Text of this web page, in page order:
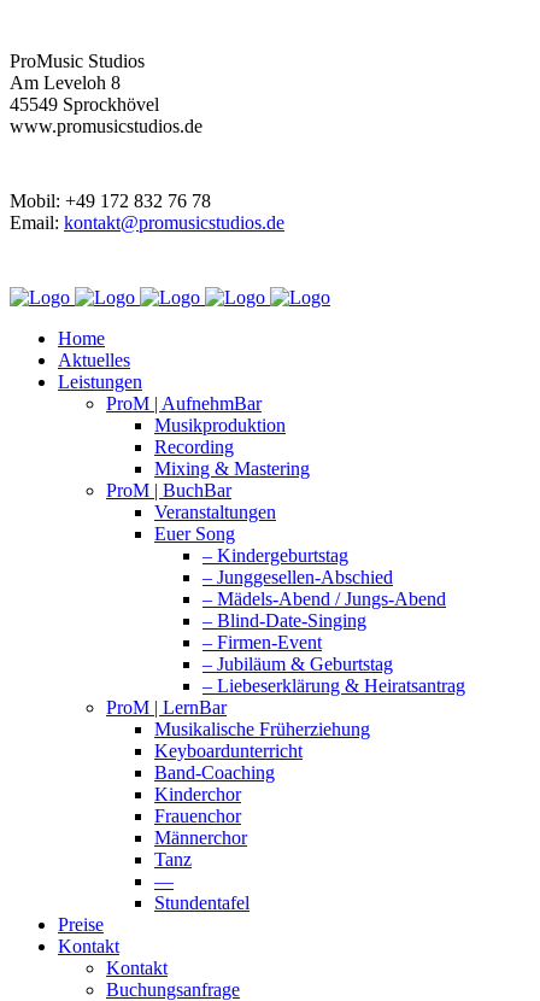
ProMusic Studios
Am Leveloh 8
45549 Sprockhövel
www.promusicstudios.de
Mobil: +49 172 832 76 78
Email: kontakt@promusicstudios.de
Home
Aktuelles
Leistungen
ProM | AufnehmBar
Musikproduktion
Recording
Mixing & Mastering
ProM | BuchBar
Veranstaltungen
Euer Song
– Kindergeburtstag
– Junggesellen-Abschied
– Mädels-Abend / Jungs-Abend
– Blind-Date-Singing
– Firmen-Event
– Jubiläum & Geburtstag
– Liebeserklärung & Heiratsantrag
ProM | LernBar
Musikalische Früherziehung
Keyboardunterricht
Band-Coaching
Kinderchor
Frauenchor
Männerchor
Tanz
—
Stundentafel
Preise
Kontakt
Kontakt
Buchungsanfrage